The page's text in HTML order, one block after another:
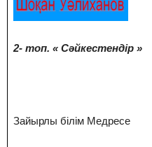
2- топ. « Сәйкестендір »
Зайырлы білім Медресе